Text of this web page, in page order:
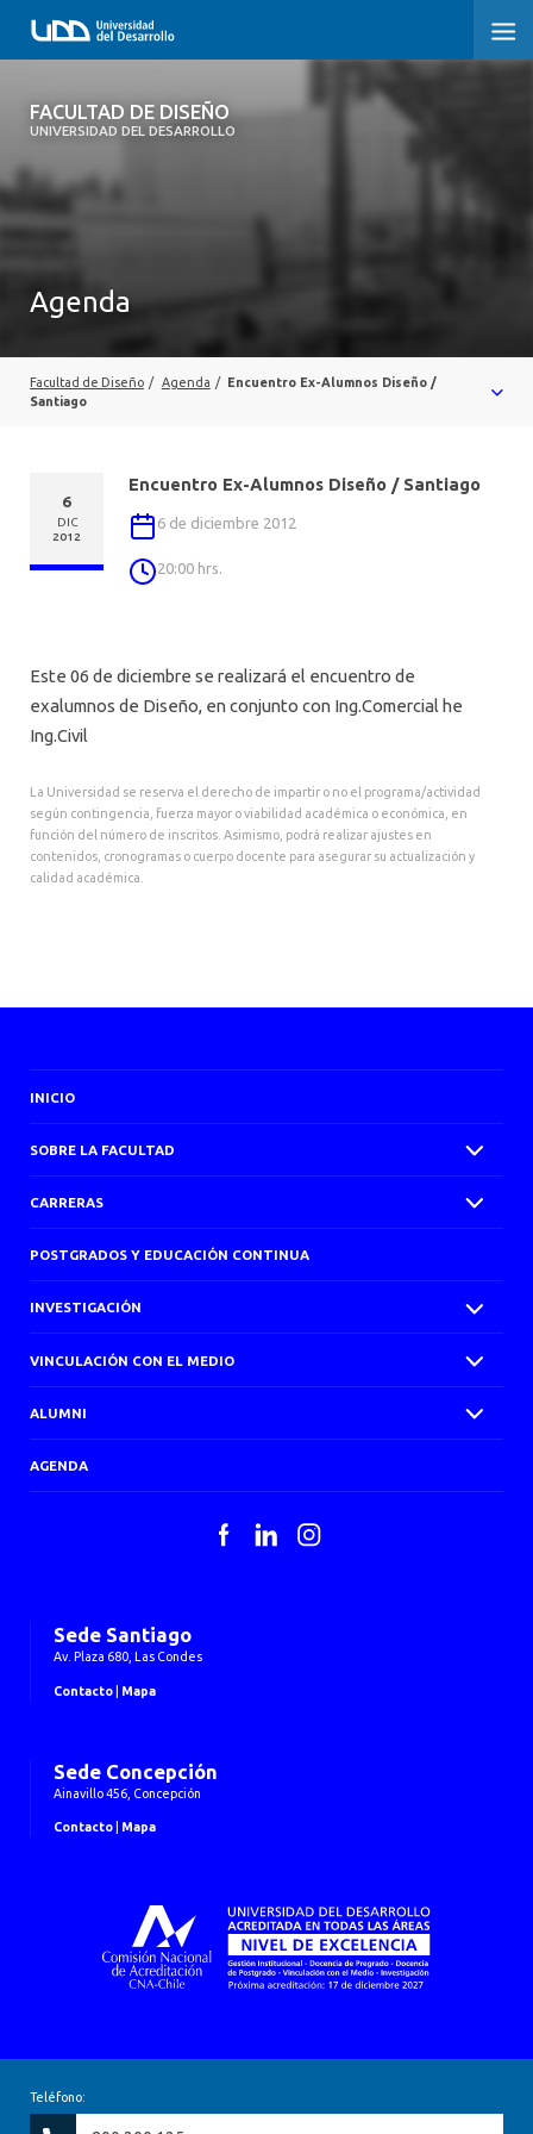
FACULTAD DE DISEÑO
UNIVERSIDAD DEL DESARROLLO
FACULTAD DE DISEÑO
INICIO
INVESTIGACIÓN
AGENDA
Agenda
Facultad de Diseño / Agenda / Encuentro Ex-Alumnos Diseño /
Santiago
Encuentro Ex-Alumnos Diseño / Santiago
6 de diciembre 2012
20:00 hrs.
6
DIC
2012
Este 06 de diciembre se realizará el encuentro de
exalumnos de Diseño, en conjunto con Ing.Comercial he
Ing.Civil
La Universidad se reserva el derecho de impartir o no el programa/actividad
según contingencia, fuerza mayor o viabilidad académica o económica, en
función del número de inscritos. Asimismo, podrá realizar ajustes en
contenidos, cronogramas o cuerpo docente para asegurar su actualización y
calidad académica.
INICIO
SOBRE LA FACULTAD
CARRERAS
POSTGRADOS Y EDUCACIÓN CONTINUA
INVESTIGACIÓN
VINCULACIÓN CON EL MEDIO
ALUMNI
AGENDA
FacebookLinkedInInstagram
Sede Santiago
Av. Plaza 680, Las Condes
Contacto Mapa
Sede Concepción
Ainavillo 456, Concepción
Contacto Mapa
Teléfono: